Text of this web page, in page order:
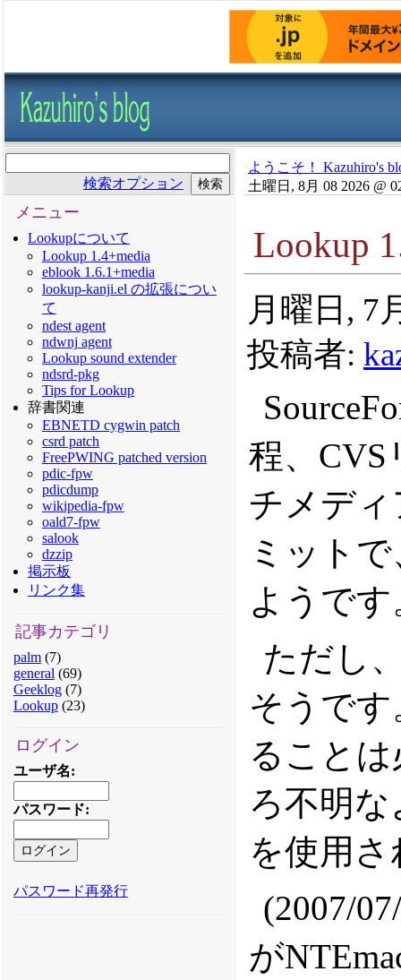
検索オプション
メニュー
Lookupについて
Lookup 1.4+media
eblook 1.6.1+media
lookup-kanji.el の拡張につい
て
ndest agent
ndwnj agent
Lookup sound extender
ndsrd-pkg
Tips for Lookup
辞書関連
EBNETD cygwin patch
csrd patch
FreePWING patched version
pdic-fpw
pdicdump
wikipedia-fpw
oald7-fpw
salook
dzzip
掲示板
リンク集
記事カテゴリ
palm(7)
general (69)
Geeklog(7)
Lookup(23)
ログイン
ユーザ名:
パスワード:
パスワード再発行
ようこそ！ Kazuhiro's
土曜日, 8月 08 2026 @
Lookup
月曜日, 7
投稿者:
程、CVS
チメデ
ミット
ようです
ただし
そうで
ることは
ろ不明
を使用
(2007/
が